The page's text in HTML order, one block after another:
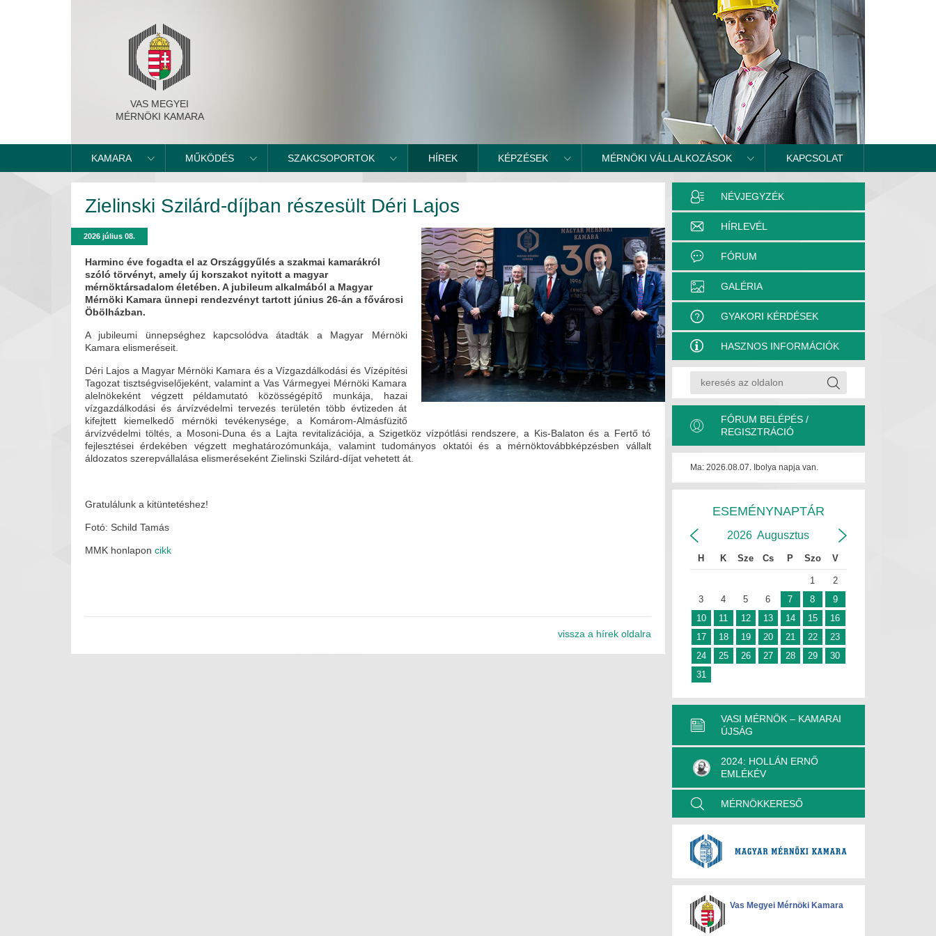
VAS MEGYEI
MÉRNÖKI KAMARA
KAMARA MŰKÖDÉS SZAKCSOPORTOK HÍREK KÉPZÉSEK MÉRNÖKI VÁLLALKOZÁSOK KAPCSOLAT
Zielinski Szilárd-díjban részesült Déri Lajos
2026 július 08.
Harminc éve fogadta el az Országgyűlés a szakmai kamarákról
szóló törvényt, amely új korszakot nyitott a magyar
mérnöktársadalom életében. A jubileum alkalmából a Magyar
Mérnöki Kamara ünnepi rendezvényt tartott június 26-án a fővárosi
Öbölházban.
A jubileumi ünnepséghez kapcsolódva átadták a Magyar Mérnöki
Kamara elismeréseit.
Déri Lajos a Magyar Mérnöki Kamara és a Vízgazdálkodási és Vízépítési
Tagozat tisztségviselőjeként, valamint a Vas Vármegyei Mérnöki Kamara
alelnökeként végzett példamutató közösségépítő munkája, hazai
vízgazdálkodási és árvízvédelmi tervezés területén több évtizeden át
kifejtett kiemelkedő mérnöki tevékenysége, a Komárom-Almásfüzitő
árvízvédelmi töltés, a Mosoni-Duna és a Lajta revitalizációja, a Szigetköz vízpótlási rendszere, a Kis-Balaton és a Fertő tó
fejlesztései érdekében végzett meghatározómunkája, valamint tudományos oktatói és a mérnöktovábbképzésben vállalt
áldozatos szerepvállalása elismeréseként Zielinski Szilárd-díjat vehetett át.
Gratulálunk a kitüntetéshez!
Fotó: Schild Tamás
MMK honlapon cikk
vissza a hírek oldalra
NÉVJEGYZÉK
HÍRLEVÉL
FÓRUM
GALÉRIA
GYAKORI KÉRDÉSEK
HASZNOS INFORMÁCIÓK
FÓRUM BELÉPÉS /
REGISZTRÁCIÓ
Ma: 2026.08.07. Ibolya napja van.
ESEMÉNYNAPTÁR
2026 Augusztus
H K Sze Cs P Szo V
1
2
3
4 5 6 7 8
9
10
11 12 13 14 15
16
17
18 19 20 21 22
23
24
25 26 27 28 29
30
31
VASI MÉRNÖK – KAMARAI
ÚJSÁG
2024: HOLLÁN ERNŐ
EMLÉKÉV
MÉRNÖKKERESŐ
Vas Megyei Mérnöki Kamara